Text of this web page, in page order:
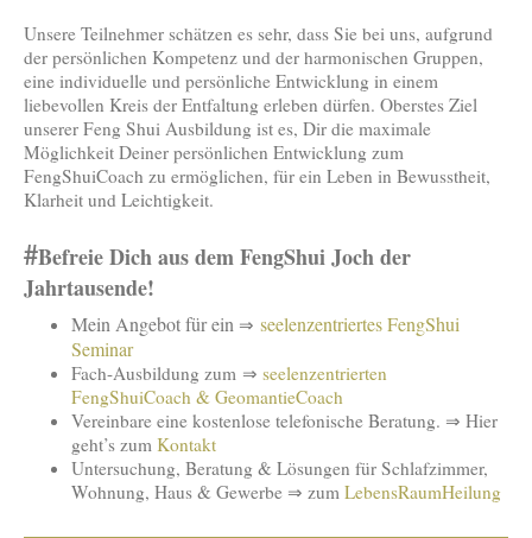
Unsere Teilnehmer schätzen es sehr, dass Sie bei uns, aufgrund
der persönlichen Kompetenz und der harmonischen Gruppen,
eine individuelle und persönliche Entwicklung in einem
liebevollen Kreis der Entfaltung erleben dürfen. Oberstes Ziel
unserer Feng Shui Ausbildung ist es, Dir die maximale
Möglichkeit Deiner persönlichen Entwicklung zum
FengShuiCoach zu ermöglichen, für ein Leben in Bewusstheit,
Klarheit und Leichtigkeit.
#Befreie Dich aus dem FengShui Joch der
Jahrtausende!
Mein Angebot für ein ⇒ seelenzentriertes FengShui
Seminar
Fach-Ausbildung zum ⇒ seelenzentrierten
FengShuiCoach & GeomantieCoach
Vereinbare eine kostenlose telefonische Beratung. ⇒ Hier
geht’s zum Kontakt
Untersuchung, Beratung & Lösungen für Schlafzimmer,
Wohnung, Haus & Gewerbe ⇒ zum LebensRaumHeilung